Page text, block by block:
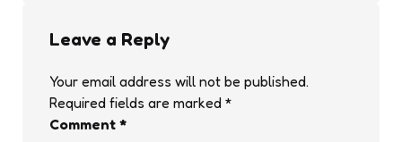
Leave a Reply
Your email address will not be published.
Required fields are marked *
Comment *